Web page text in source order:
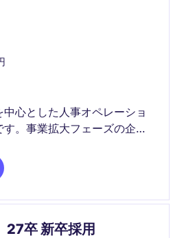
心とした人事オペレーショ
。事業拡大フェーズの企業
卒 新卒採用